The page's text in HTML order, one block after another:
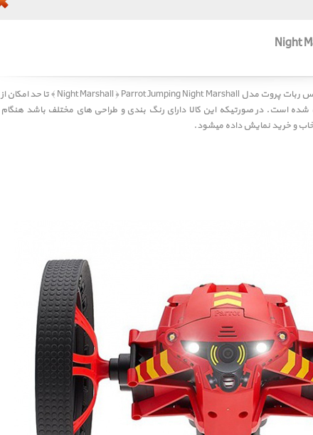
ربات پروت مدل Night Marshall ﴿ Parrot Jumping Night Marshall ﴾
تا حد امکان از
شده است. در صورتیکه این کالا دارای رنگ بندی و طراحی های مختلف باشد هنگام
و خرید نمایش داده میشود.